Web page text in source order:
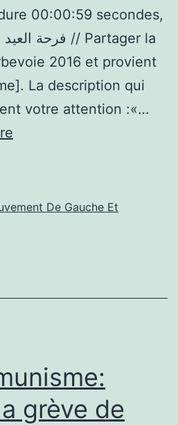
00:00:59 secondes,
2016 et provient
La description qui
votre attention :«…
//
de
Courbevoie
2016
De Gauche Et
grève de